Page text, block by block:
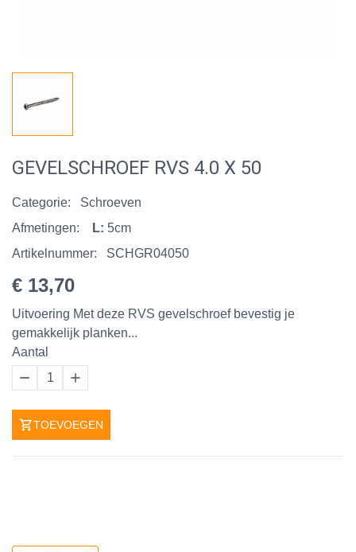
GEVELSCHROEF RVS 4.0 X 50
Categorie:
Schroeven
Afmetingen:
L: 5cm
Artikelnummer:
SCHGR04050
€ 13,70
Uitvoering Met deze RVS gevelschroef bevestig je
gemakkelijk planken...
Aantal
1
TOEVOEGEN